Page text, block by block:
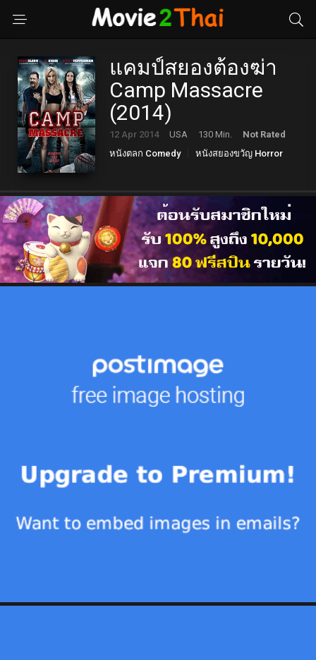
แคมป์สยองต้องฆ่า
Camp Massacre
(2014)
12 Apr 2014 USA 130 Min.
Not Rated
หนังตลก Comedy
หนังสยองขวัญ Horror